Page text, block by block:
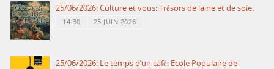
25/06/2026: Culture et vous: Trésors de laine et de soie.
14:30 25 JUIN 2026
25/06/2026: Le temps d’un café: Ecole Populaire de